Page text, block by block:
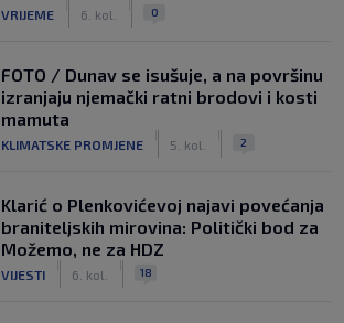
VRIJEME 6. kol. 0
FOTO / Dunav se isušuje, a na površinu
izranjaju njemački ratni brodovi i kosti
mamuta
KLIMATSKE PROMJENE 5. kol. 2
Klarić o Plenkovićevoj najavi povećanja
braniteljskih mirovina: Politički bod za
Možemo, ne za HDZ
VIJESTI 6. kol. 18